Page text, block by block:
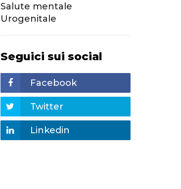
Salute mentale
Urogenitale
Seguici sui social
Facebook
Twitter
Linkedin